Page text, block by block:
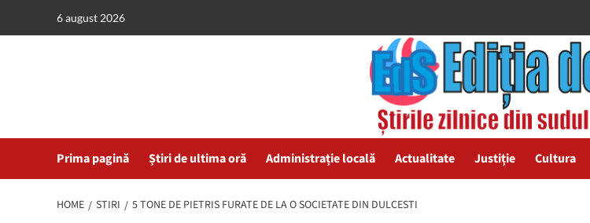
6 august 2026
Prima pagină Știri de ultima oră Administrație locală Actualitate Justiție Cultura
HOME STIRI 5 TONE DE PIETRIS FURATE DE LA O SOCIETATE DIN DULCESTI